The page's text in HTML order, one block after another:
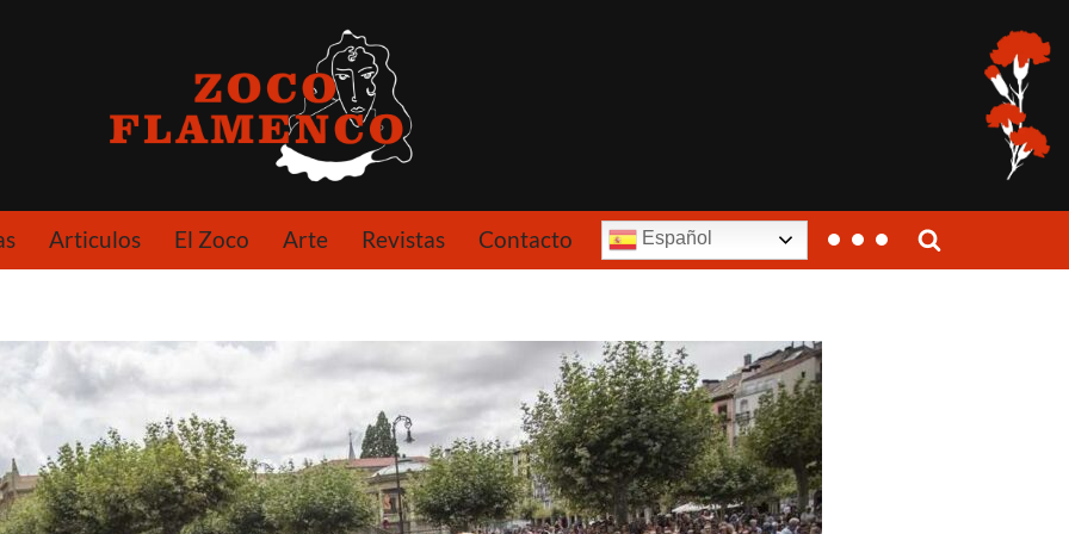
Articulos El Zoco Arte Revistas Contacto Español